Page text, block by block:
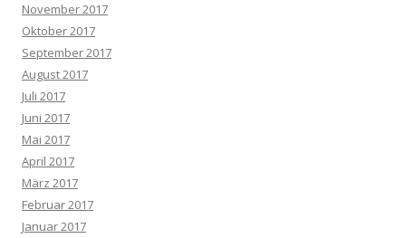
November 2017
Oktober 2017
September 2017
August 2017
Juli 2017
Juni 2017
Mai 2017
April 2017
März 2017
Februar 2017
Januar 2017